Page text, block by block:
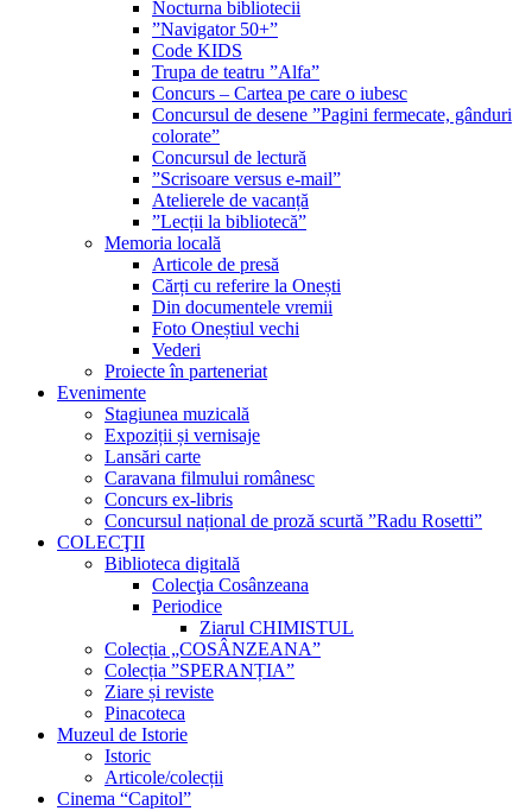
Nocturna bibliotecii
”Navigator 50+”
Code KIDS
Trupa de teatru ”Alfa”
Concurs – Cartea pe care o iubesc
Concursul de desene ”Pagini fermecate, gânduri
colorate”
Concursul de lectură
”Scrisoare versus e-mail”
Atelierele de vacanță
”Lecții la bibliotecă”
Memoria locală
Articole de presă
Cărți cu referire la Onești
Din documentele vremii
Foto Oneștiul vechi
Vederi
Proiecte în parteneriat
Evenimente
Stagiunea muzicală
Expoziții și vernisaje
Lansări carte
Caravana filmului românesc
Concurs ex-libris
Concursul național de proză scurtă ”Radu Rosetti”
COLECŢII
Biblioteca digitală
Colecţia Cosânzeana
Periodice
Ziarul CHIMISTUL
Colecția „COSÂNZEANA”
Colecția ”SPERANȚIA”
Ziare și reviste
Pinacoteca
Muzeul de Istorie
Istoric
Articole/colecții
Cinema “Capitol”